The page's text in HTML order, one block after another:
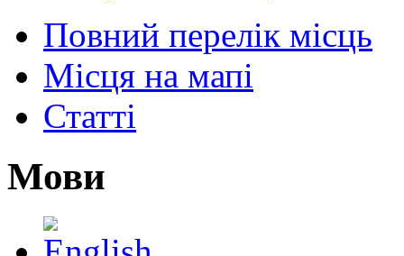
Повний перелік місць
Місця на мапі
Статті
Мови